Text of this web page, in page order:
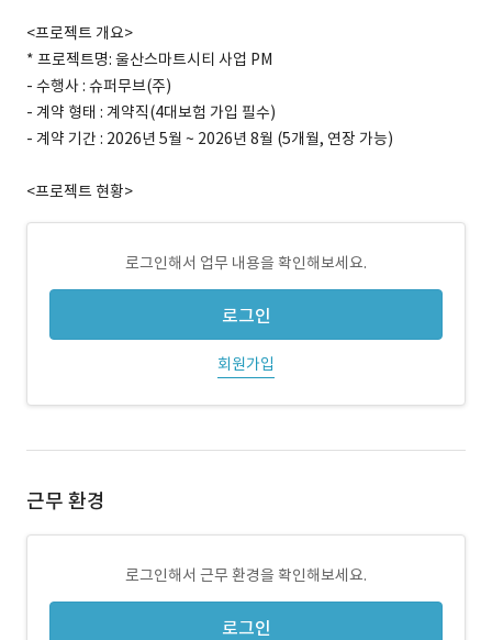
<프로젝트 개요>
* 프로젝트명: 울산스마트시티 사업 PM
- 수행사 : 슈퍼무브(주)
- 계약 형태 : 계약직(4대보험 가입 필수)
- 계약 기간 : 2026년 5월 ~ 2026년 8월 (5개월, 연장 가능)
<프로젝트 현황>
로그인해서 업무 내용을 확인해보세요.
로그인
회원가입
근무 환경
로그인해서 근무 환경을 확인해보세요.
로그인